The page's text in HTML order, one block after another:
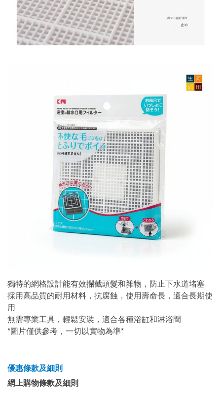
獨特的網格設計能有效攔截頭髮和雜物，防止下水道堵塞
採用高品質的耐用材料，抗腐蝕，使用壽命長，適合長期使
用
無需專業工具，輕鬆安裝，適合各種浴缸和淋浴間
*圖片僅供參考，一切以實物為準*
優惠條款及細則
網上購物條款及細則